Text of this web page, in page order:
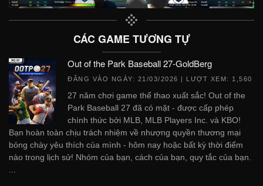
CÁC GAME TƯƠNG TỰ
Out of the Park Baseball 27-GoldBerg
ĐĂNG VÀO NGÀY: 21/03/2026 | LƯỢT XEM: 1,560
27 năm chơi game thể thao xuất sắc! Out of the
Park Baseball 27 đã có mặt - được cấp phép
chính thức bởi MLB, MLB Players Inc. và KBO!
Bạn hoàn toàn chịu trách nhiệm về nhượng quyền thương mại
bóng chày yêu thích của mình - hôm nay hoặc bất kỳ thời điểm
nào trong lịch sử! Nhóm của bạn, cách của bạn, quy tắc của bạn.